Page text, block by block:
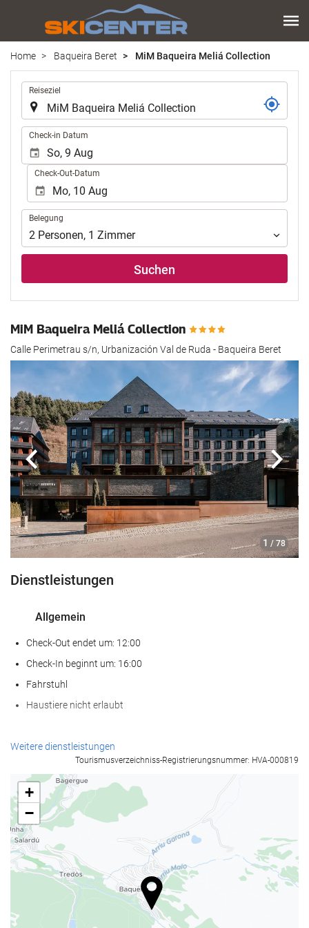
Home Baqueira Beret MiM Baqueira Meliá Collection
Reiseziel
Check-in Datum
Check-Out-Datum
Belegung
Belegung
2 Personen, 1 Zimmer
Suchen
MiM Baqueira Meliá Collection
Calle Perimetrau s/n, Urbanización Val de Ruda - Baqueira Beret
1 / 78
Zurück
Dienstleistungen
Allgemein
Check-Out endet um: 12:00
Check-In beginnt um: 16:00
Fahrstuhl
Haustiere nicht erlaubt
Nahrungsmittel und Getränke
Bar
Café in der Unterkunft
Wellness
Spa
Fitnessraum
Weitere dienstleistungen
Tourismusverzeichniss-Registrierungsnummer: HVA-000819
+
−